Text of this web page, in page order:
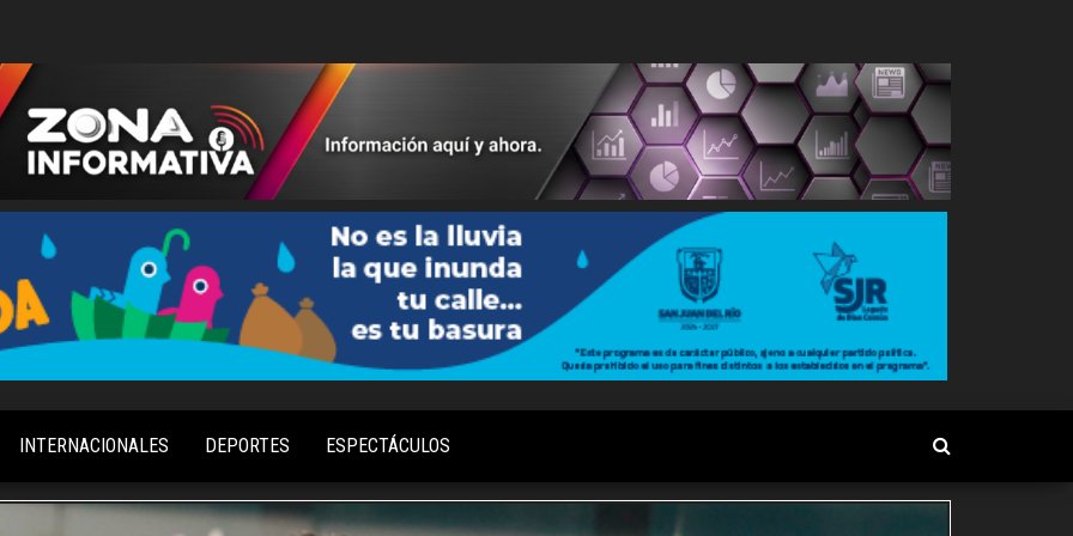
Zona
Informativa
Información
Aquí y
Ahora
INTERNACIONALES DEPORTES ESPECTÁCULOS